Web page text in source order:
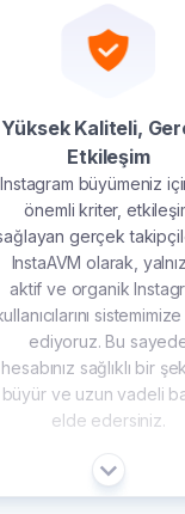
Yüksek Kaliteli,
Etkileşim
Instagram büyümeniz
önemli kriter,
gerçek
InstaAVM olarak,
aktif ve organik
ediyoruz. Bu
hesabınız sağlıklı bir
büyür ve uzun vadeli
elde edersiniz.